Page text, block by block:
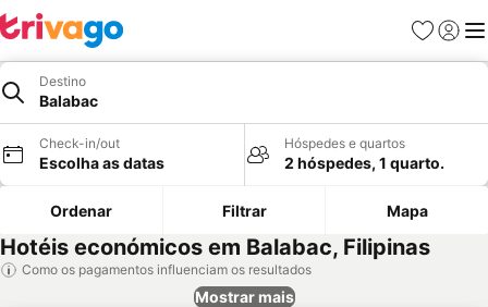
Favoritos
Iniciar
Destino
Balabac
Check-in/out
Escolha as datas
Hóspedes e quartos
2 hóspedes, 1 quarto.
Ordenar Filtrar Mapa
Hotéis económicos em Balabac, Filipinas
Como os pagamentos influenciam os resultados
Mostrar mais